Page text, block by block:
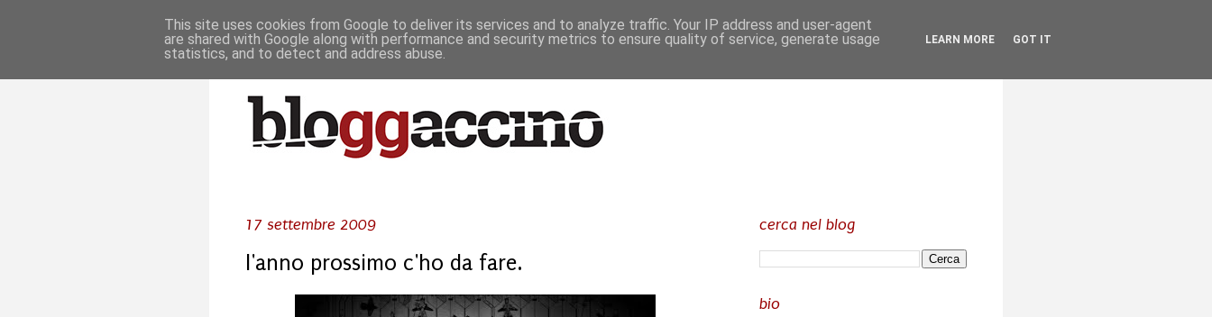
17 settembre 2009
l'anno prossimo c'ho da fare.
cerca nel blog
bio
This site uses cookies from Google to deliver its services and to analyze traffic. Your IP address and user-agent
are shared with Google along with performance and security metrics to ensure quality of service, generate usage
statistics, and to detect and address abuse.
LEARN MORE GOT IT